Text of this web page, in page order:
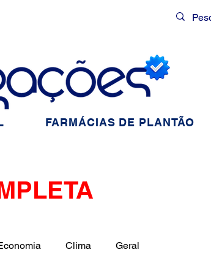
Clima Geral
FARMÁCIAS DE PLANTÃO